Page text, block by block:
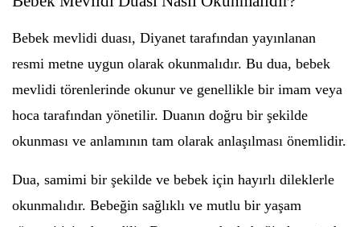
Bebek mevlidi duası, Diyanet tarafından yayınlanan
resmi metne uygun olarak okunmalıdır. Bu dua, bebek
mevlidi törenlerinde okunur ve genellikle bir imam veya
hoca tarafından yönetilir. Duanın doğru bir şekilde
okunması ve anlamının tam olarak anlaşılması önemlidir.
Dua, samimi bir şekilde ve bebek için hayırlı dileklerle
okunmalıdır. Bebeğin sağlıklı ve mutlu bir yaşam